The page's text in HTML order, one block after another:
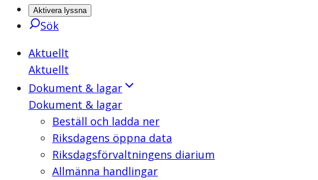
Aktivera lyssna
Sök
Aktuellt
Aktuellt
Dokument & lagar
Dokument & lagar
Beställ och ladda ner
Riksdagens öppna data
Riksdagsförvaltningens diarium
Allmänna handlingar